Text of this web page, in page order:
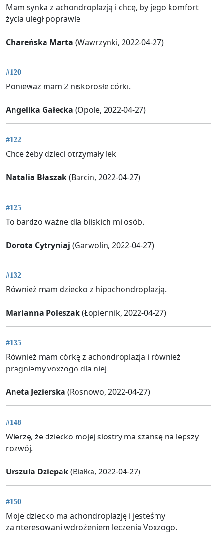
Mam synka z achondroplazją i chcę, by jego komfort
życia uległ poprawie
Chareńska Marta (Wawrzynki, 2022-04-27)
#120
Ponieważ mam 2 niskorosłe córki.
Angelika Gałecka (Opole, 2022-04-27)
#122
Chce żeby dzieci otrzymały lek
Natalia Błaszak(Barcin, 2022-04-27)
#125
To bardzo ważne dla bliskich mi osób.
Dorota Cytryniaj (Garwolin, 2022-04-27)
#132
Również mam dziecko z hipochondroplazją.
Marianna Poleszak(Łopiennik, 2022-04-27)
#135
Również mam córkę z achondroplazja i również
pragniemy voxzogo dla niej.
Aneta Jezierska (Rosnowo, 2022-04-27)
#148
Wierzę, że dziecko mojej siostry ma szansę na lepszy
rozwój.
Urszula Dziepak(Białka, 2022-04-27)
#150
Moje dziecko ma achondroplazję i jesteśmy
zainteresowani wdrożeniem leczenia Voxzogo.